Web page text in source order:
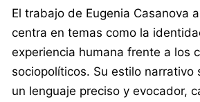
El trabajo de Eugenia Casanova
centra en temas como la
experiencia humana frente a los
sociopolíticos. Su estilo narrativo
un lenguaje preciso y evocador,